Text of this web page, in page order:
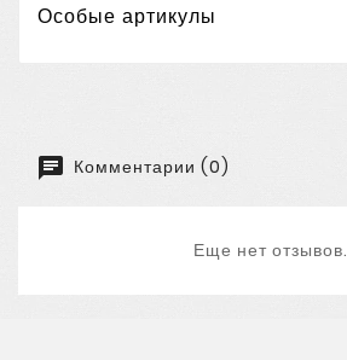
Особые артикулы
Комментарии (0)
Еще нет отзывов.